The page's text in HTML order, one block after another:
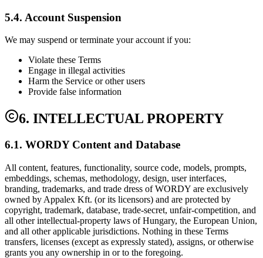
5.4. Account Suspension
We may suspend or terminate your account if you:
Violate these Terms
Engage in illegal activities
Harm the Service or other users
Provide false information
6. INTELLECTUAL PROPERTY
6.1. WORDY Content and Database
All content, features, functionality, source code, models, prompts,
embeddings, schemas, methodology, design, user interfaces,
branding, trademarks, and trade dress of WORDY are exclusively
owned by Appalex Kft. (or its licensors) and are protected by
copyright, trademark, database, trade-secret, unfair-competition, and
all other intellectual-property laws of Hungary, the European Union,
and all other applicable jurisdictions. Nothing in these Terms
transfers, licenses (except as expressly stated), assigns, or otherwise
grants you any ownership in or to the foregoing.